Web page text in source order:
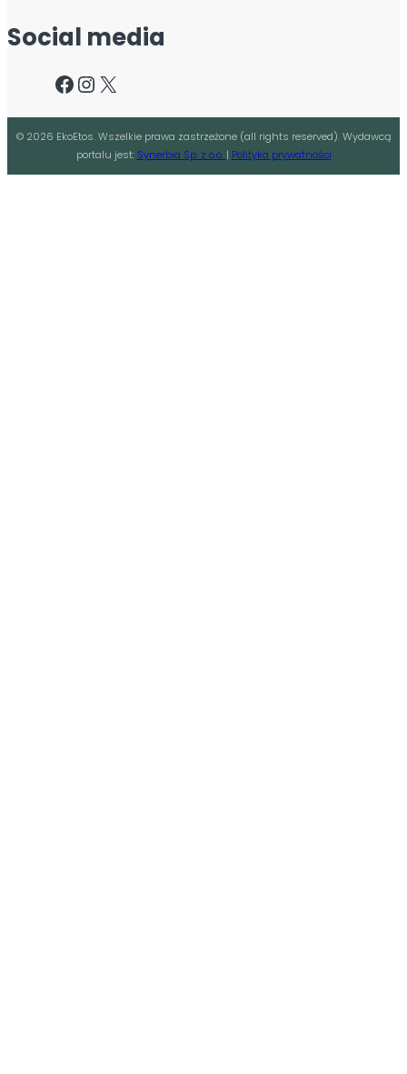
Social media
Facebook
Instagram
X
© 2026 EkoEtos. Wszelkie prawa zastrzeżone (all rights reserved). Wydawcą
portalu jest: Synerbia Sp. z o.o. | Polityka prywatności